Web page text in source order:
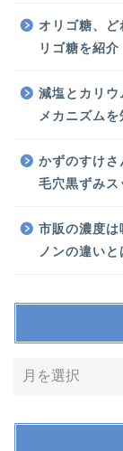
オリゴ糖、
リゴ糖を紹介
減塩とカリウ
メカニズムを
かずのすけさ
毛穴黒ずみス
市販の濃度は
ノンの違いと